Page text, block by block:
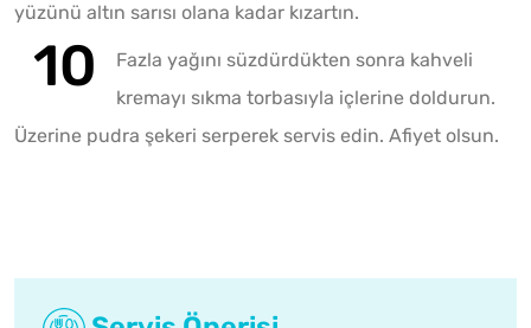
yüzünü altın sarısı olana kadar kızartın.
Fazla yağını süzdürdükten sonra kahveli
kremayı sıkma torbasıyla içlerine doldurun.
Üzerine pudra şekeri serperek servis edin. Afiyet olsun.